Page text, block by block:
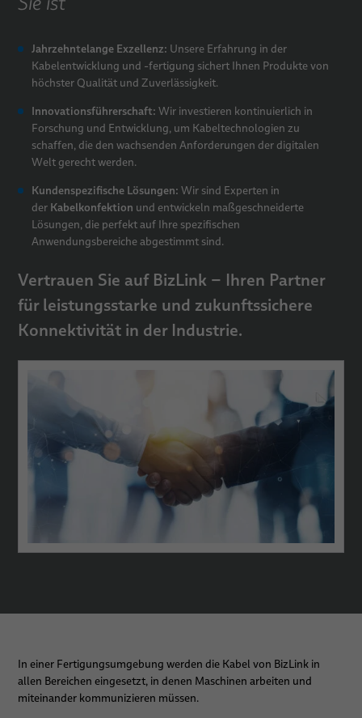
Jahrzehntelange Exzellenz: Unsere Erfahrung in der
Kabelentwicklung und -fertigung sichert Ihnen Produkte von
höchster Qualität und Zuverlässigkeit.
Innovationsführerschaft: Wir investieren kontinuierlich in
Forschung und Entwicklung, um Kabeltechnologien zu
schaffen, die den wachsenden Anforderungen der digitalen
Welt gerecht werden.
Kundenspezifische Lösungen: Wir sind Experten in
der Kabelkonfektion und entwickeln maßgeschneiderte
Lösungen, die perfekt auf Ihre spezifischen
Anwendungsbereiche abgestimmt sind.
Vertrauen Sie auf BizLink – Ihren Partner
für leistungsstarke und zukunftssichere
Konnektivität in der Industrie.
In einer Fertigungsumgebung werden die Kabel von BizLink in
allen Bereichen eingesetzt, in denen Maschinen arbeiten und
miteinander kommunizieren müssen.